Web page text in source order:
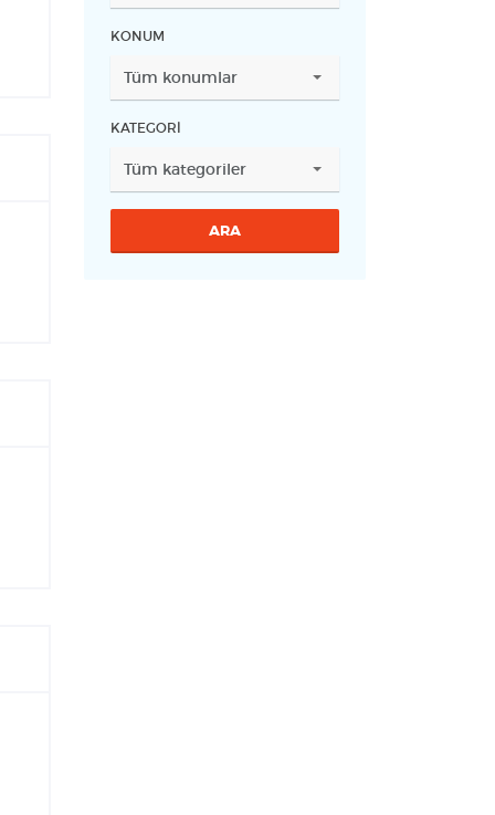
KONUM
KATEGORI
ARA